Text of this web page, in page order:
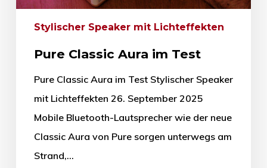
Stylischer Speaker mit Lichteffekten
Pure Classic Aura im Test
Pure Classic Aura im Test Stylischer Speaker
mit Lichteffekten 26. September 2025
Mobile Bluetooth-Lautsprecher wie der neue
Classic Aura von Pure sorgen unterwegs am
Strand,…